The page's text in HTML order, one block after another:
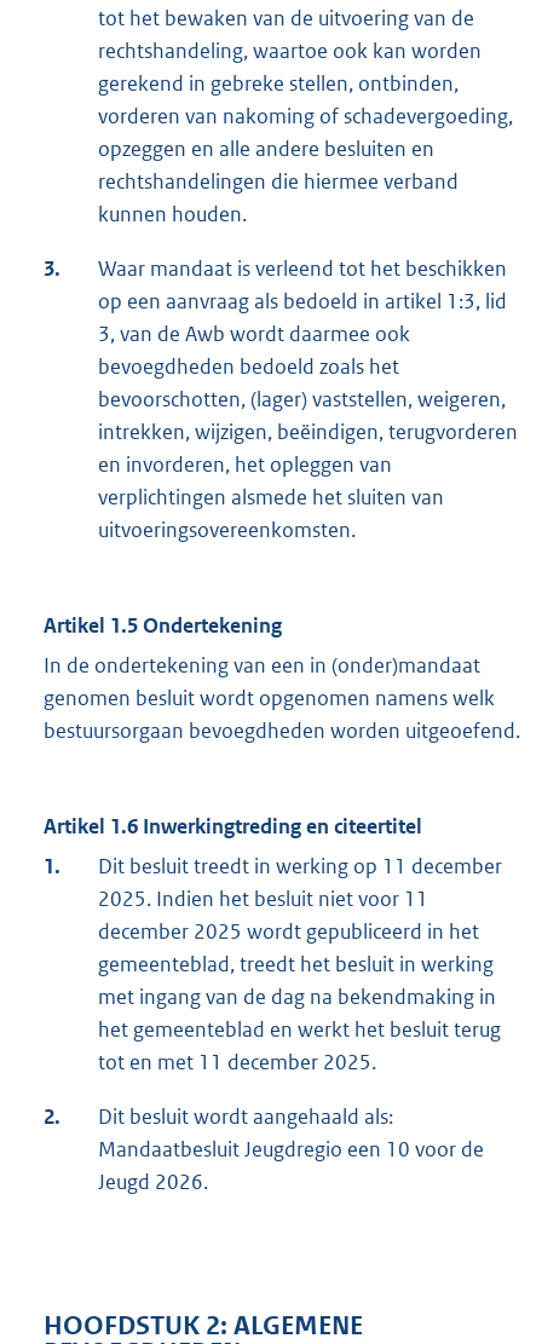
tot het bewaken van de uitvoering van de
rechtshandeling, waartoe ook kan worden
gerekend in gebreke stellen, ontbinden,
vorderen van nakoming of schadevergoeding,
opzeggen en alle andere besluiten en
rechtshandelingen die hiermee verband
kunnen houden.
3.
Waar mandaat is verleend tot het beschikken
op een aanvraag als bedoeld in artikel 1:3, lid
3, van de Awb wordt daarmee ook
bevoegdheden bedoeld zoals het
bevoorschotten, (lager) vaststellen, weigeren,
intrekken, wijzigen, beëindigen, terugvorderen
en invorderen, het opleggen van
verplichtingen alsmede het sluiten van
uitvoeringsovereenkomsten.
Artikel 1.5 Ondertekening
In de ondertekening van een in (onder)mandaat
genomen besluit wordt opgenomen namens welk
bestuursorgaan bevoegdheden worden uitgeoefend.
Artikel 1.6 Inwerkingtreding en citeertitel
1.
Dit besluit treedt in werking op 11 december
2025. Indien het besluit niet voor 11
december 2025 wordt gepubliceerd in het
gemeenteblad, treedt het besluit in werking
met ingang van de dag na bekendmaking in
het gemeenteblad en werkt het besluit terug
tot en met 11 december 2025.
2.
Dit besluit wordt aangehaald als:
Mandaatbesluit Jeugdregio een 10 voor de
Jeugd 2026.
HOOFDSTUK 2: ALGEMENE